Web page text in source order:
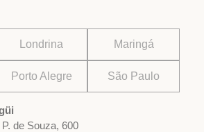
Londrina Maringá
Porto Alegre São Paulo
de Souza, 600